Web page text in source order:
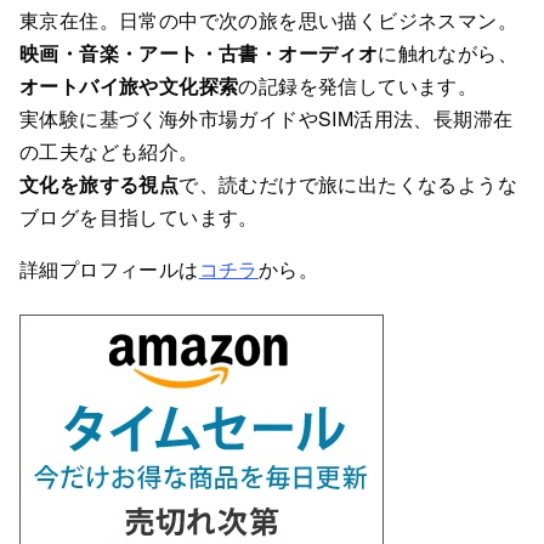
東京在住。日常の中で次の旅を思い描くビジネスマン。
映画・音楽・アート・古書・オーディオに触れながら、
オートバイ旅や文化探索の記録を発信しています。
実体験に基づく海外市場ガイドやSIM活用法、長期滞在
の工夫なども紹介。
文化を旅する視点で、読むだけで旅に出たくなるような
ブログを目指しています。
詳細プロフィールはコチラから。